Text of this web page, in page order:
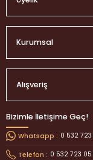
Kurumsal
Alışveriş
Bizimle İletişime Geç!
Whatsapp : 0 532
Telefon : 0 532 723